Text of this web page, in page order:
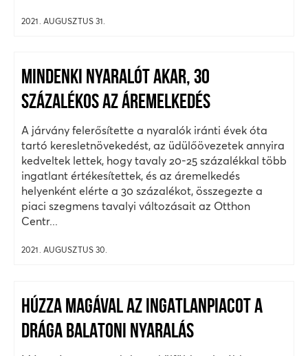
2021. AUGUSZTUS 31.
MINDENKI NYARALÓT AKAR, 30
SZÁZALÉKOS AZ ÁREMELKEDÉS
A járvány felerősítette a nyaralók iránti évek óta
tartó keresletnövekedést, az üdülőövezetek annyira
kedveltek lettek, hogy tavaly 20-25 százalékkal több
ingatlant értékesítettek, és az áremelkedés
helyenként elérte a 30 százalékot, összegezte a
piaci szegmens tavalyi változásait az Otthon
Centr...
2021. AUGUSZTUS 30.
HÚZZA MAGÁVAL AZ INGATLANPIACOT A
DRÁGA BALATONI NYARALÁS